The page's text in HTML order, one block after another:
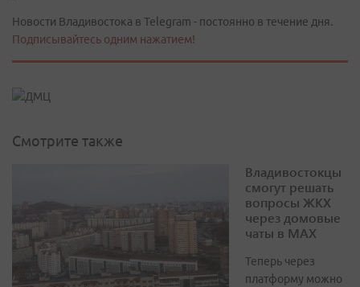
Новости Владивостока в Telegram - постоянно в течение дня.
Подписывайтесь одним нажатием!
Смотрите также
Владивостокцы
смогут решать
вопросы ЖКХ
через домовые
чаты в МАХ
Теперь через
платформу можно